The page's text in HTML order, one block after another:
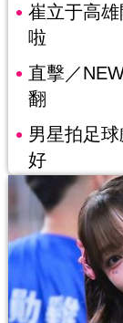
崔立于高
啦
直擊／
翻
男星拍足
好